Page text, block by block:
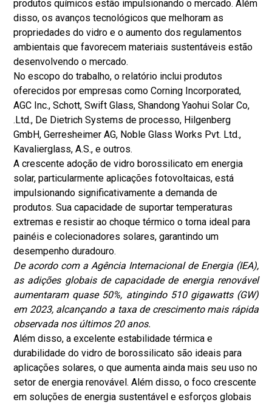
produtos químicos estão impulsionando o mercado. Além
disso, os avanços tecnológicos que melhoram as
propriedades do vidro e o aumento dos regulamentos
ambientais que favorecem materiais sustentáveis estão
desenvolvendo o mercado.
No escopo do trabalho, o relatório inclui produtos
oferecidos por empresas como Corning Incorporated,
AGC Inc., Schott, Swift Glass, Shandong Yaohui Solar Co,
.Ltd., De Dietrich Systems de processo, Hilgenberg
GmbH, Gerresheimer AG, Noble Glass Works Pvt. Ltd.,
Kavalierglass, A.S., e outros.
A crescente adoção de vidro borossilicato em energia
solar, particularmente aplicações fotovoltaicas, está
impulsionando significativamente a demanda de
produtos. Sua capacidade de suportar temperaturas
extremas e resistir ao choque térmico o torna ideal para
painéis e colecionadores solares, garantindo um
desempenho duradouro.
De acordo com a Agência Internacional de Energia (IEA),
as adições globais de capacidade de energia renovável
aumentaram quase 50%, atingindo 510 gigawatts (GW)
em 2023, alcançando a taxa de crescimento mais rápida
observada nos últimos 20 anos.
Além disso, a excelente estabilidade térmica e
durabilidade do vidro de borossilicato são ideais para
aplicações solares, o que aumenta ainda mais seu uso no
setor de energia renovável. Além disso, o foco crescente
em soluções de energia sustentável e esforços globais